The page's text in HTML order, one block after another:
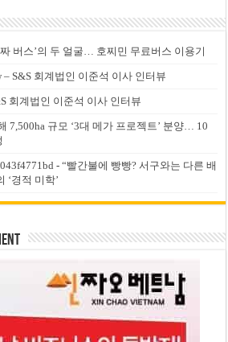
짜 버스’의 두 얼굴… 호찌민 무료버스 이용기
– S&S 회계법인 이준석 이사 인터뷰
회계법인 이준석 이사 인터뷰
7,500ha 규모 ‘3대 메가 프로젝트’ 분양… 10
-“빨간불에 빵빵? 서구와는 다른 배
‘경적 미학’